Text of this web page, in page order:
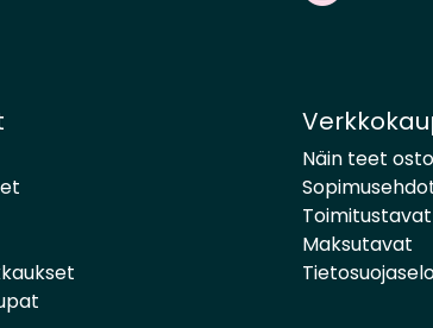
Näin teet
Toimitustavat
Maksutavat